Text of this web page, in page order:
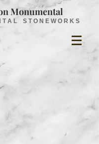
Monumental
T A L S T O N E W O R K S